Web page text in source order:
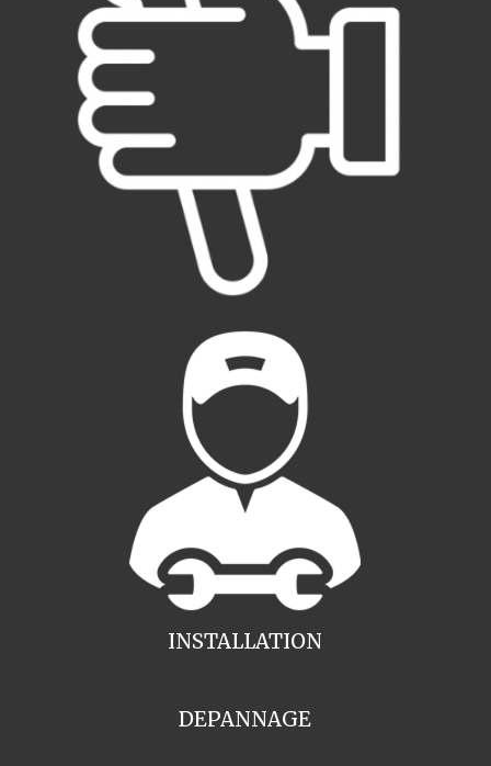
INSTALLATION
DEPANNAGE